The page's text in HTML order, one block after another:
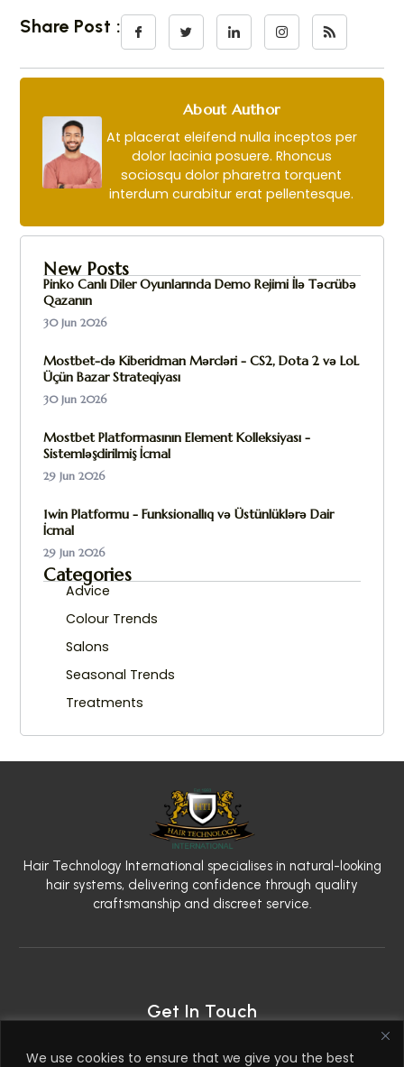
We use cookies to ensure that we give you the best
Share Post :
About Author
At placerat eleifend nulla inceptos per
dolor lacinia posuere. Rhoncus
sociosqu dolor pharetra torquent
interdum curabitur erat pellentesque.
New Posts
Pinko Canlı Diler Oyunlarında Demo Rejimi İlə Təcrübə
Qazanın
30 Jun 2026
Mostbet-də Kiberidman Mərcləri - CS2, Dota 2 və LoL
Üçün Bazar Strateqiyası
30 Jun 2026
Mostbet Platformasının Element Kolleksiyası -
Sistemləşdirilmiş İcmal
29 Jun 2026
1win Platformu - Funksionallıq və Üstünlüklərə Dair
İcmal
29 Jun 2026
Categories
Advice
Colour Trends
Salons
Seasonal Trends
Treatments
Hair Technology International specialises in natural-looking
hair systems, delivering confidence through quality
craftsmanship and discreet service.
Get In Touch
2nd Floor, 79 West Regent Street, Glasgow G2 2AW